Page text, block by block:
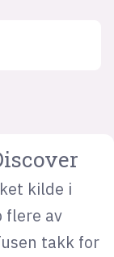
kilde i
flere av
takk for